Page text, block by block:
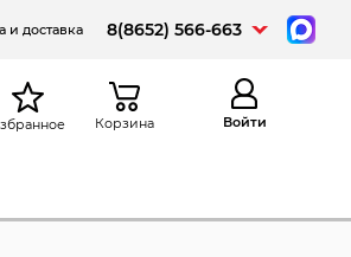
и доставка 8(8652) 566-663
Корзина Войти